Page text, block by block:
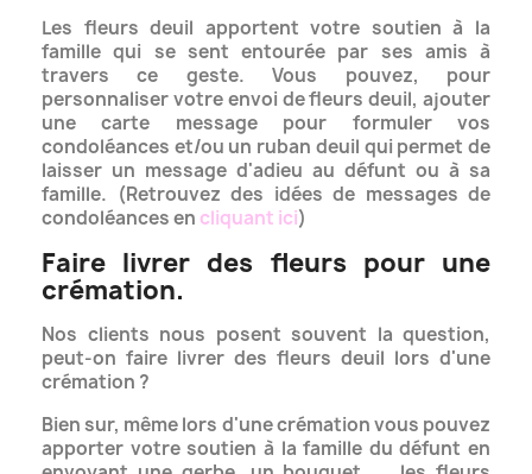
Les fleurs deuil apportent votre soutien à la
famille qui se sent entourée par ses amis à
travers ce geste. Vous pouvez, pour
personnaliservotre envoi de fleurs deuil, ajouter
une carte message pour formuler vos
condoléances et/ou un ruban deuil qui permet de
laisser un message d'adieu au défunt ou à sa
famille. (Retrouvez des idées de messages de
condoléances en cliquant ici)
Faire livrer des fleurs pour une
crémation.
Nos clients nous posent souvent la question,
peut-on faire livrer des fleurs deuil lors d'une
crémation ?
Bien sur, même lors d'une crémation vous pouvez
apporter votre soutien à la famille du défunt en